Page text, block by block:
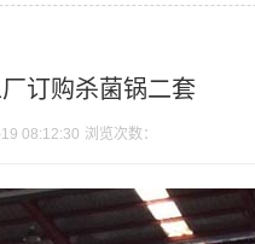
订购杀菌锅二套
08:12:30 浏览次数：